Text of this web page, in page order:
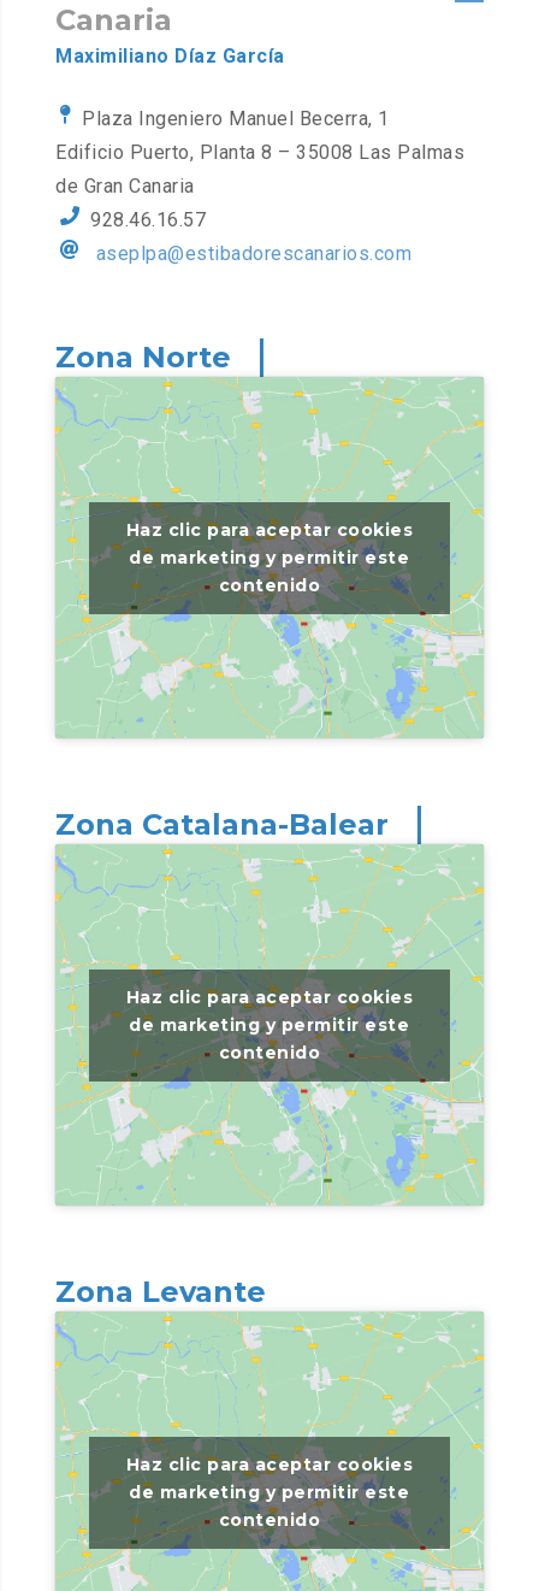
Canaria
Maximiliano Díaz García
Plaza Ingeniero Manuel Becerra, 1
Edificio Puerto, Planta 8 – 35008 Las Palmas
de Gran Canaria
928.46.16.57
aseplpa@estibadorescanarios.com
Zona Norte
Haz clic para aceptar cookies
de marketing y permitir este
contenido
Zona Catalana-Balear
Haz clic para aceptar cookies
de marketing y permitir este
contenido
Zona Levante
Haz clic para aceptar cookies
de marketing y permitir este
contenido